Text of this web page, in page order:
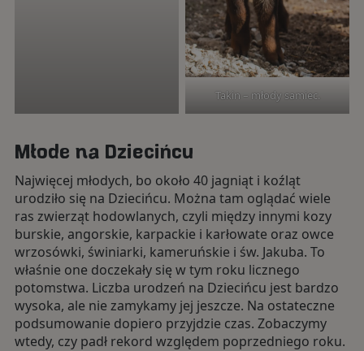
Takin – młody samiec.
Młode na Dziecińcu
Najwięcej młodych, bo około 40 jagniąt i koźląt
urodziło się na Dziecińcu. Można tam oglądać wiele
ras zwierząt hodowlanych, czyli między innymi kozy
burskie, angorskie, karpackie i karłowate oraz owce
wrzosówki, świniarki, kameruńskie i św. Jakuba. To
właśnie one doczekały się w tym roku licznego
potomstwa. Liczba urodzeń na Dziecińcu jest bardzo
wysoka, ale nie zamykamy jej jeszcze. Na ostateczne
podsumowanie dopiero przyjdzie czas. Zobaczymy
wtedy, czy padł rekord względem poprzedniego roku.